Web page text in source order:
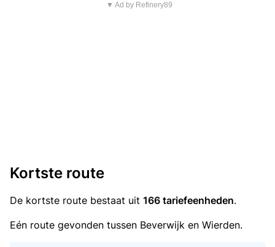
▼ Ad by Refinery89
Kortste route
De kortste route bestaat uit 166 tariefeenheden.
Eén route gevonden tussen Beverwijk en Wierden.